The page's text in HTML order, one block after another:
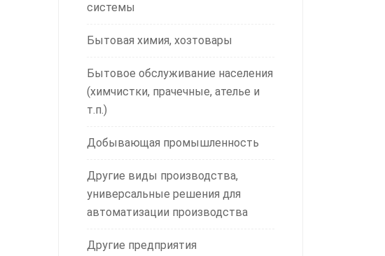
системы
Бытовая химия, хозтовары
Бытовое обслуживание населения
(химчистки, прачечные, ателье и
т.п.)
Добывающая промышленность
Другие виды производства,
универсальные решения для
автоматизации производства
Другие предприятия